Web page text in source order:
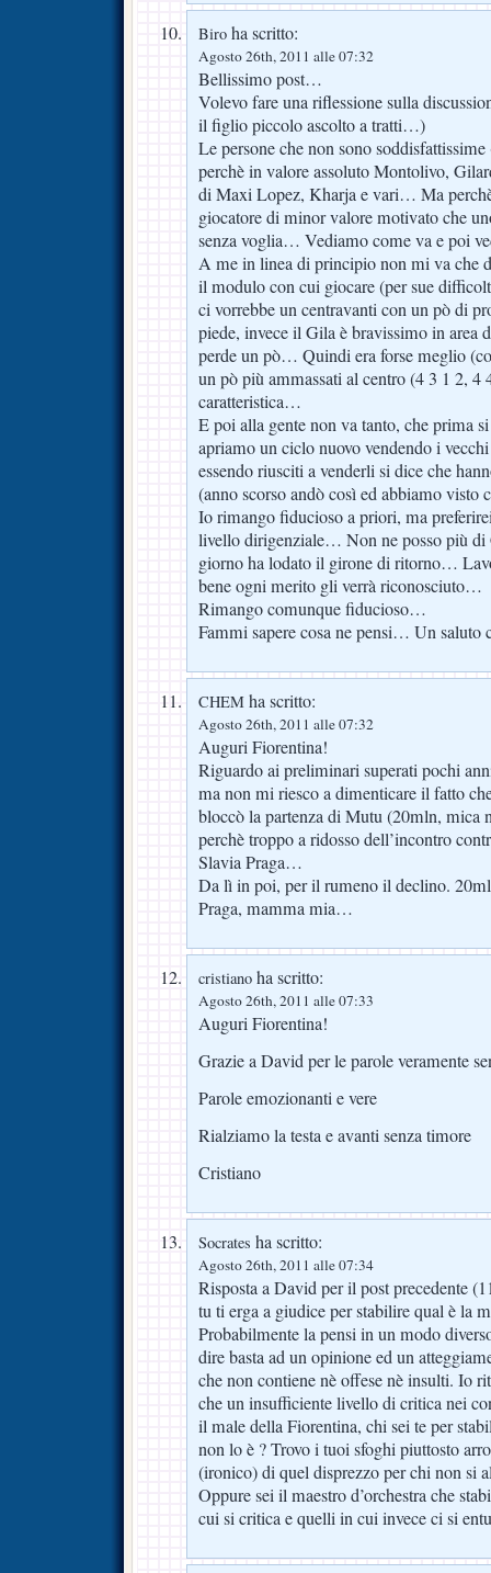
Biro ha scritto:
Agosto 26th, 2011 alle 07:32
Bellissimo post…
Volevo fare una riflessione sulla
il figlio piccolo ascolto a tratti…)
Le persone che non sono
perchè in valore assoluto Montolivo,
di Maxi Lopez, Kharja e vari… Ma
giocatore di minor valore motivato che
senza voglia… Vediamo come va e poi
A me in linea di principio non mi va che
il modulo con cui giocare (per sue
ci vorrebbe un centravanti con un pò di
piede, invece il Gila è bravissimo in area
perde un pò… Quindi era forse meglio
un pò più ammassati al centro (4 3 1 2, 4
caratteristica…
E poi alla gente non va tanto, che prima
apriamo un ciclo nuovo vendendo i
essendo riusciti a venderli si dice che
(anno scorso andò così ed abbiamo visto
Io rimango fiducioso a priori, ma
livello dirigenziale… Non ne posso più di
giorno ha lodato il girone di ritorno…
bene ogni merito gli verrà riconosciuto…
Rimango comunque fiducioso…
Fammi sapere cosa ne pensi… Un saluto
CHEM ha scritto:
Agosto 26th, 2011 alle 07:32
Auguri Fiorentina!
Riguardo ai preliminari superati pochi
ma non mi riesco a dimenticare il fatto
bloccò la partenza di Mutu (20mln, mica
perchè troppo a ridosso dell’incontro
Slavia Praga…
Da lì in poi, per il rumeno il declino.
Praga, mamma mia…
cristiano ha scritto:
Agosto 26th, 2011 alle 07:33
Auguri Fiorentina!
Grazie a David per le parole veramente
Parole emozionanti e vere
Rialziamo la testa e avanti senza timore
Cristiano
Socrates ha scritto:
Agosto 26th, 2011 alle 07:34
Risposta a David per il post precedente
tu ti erga a giudice per stabilire qual è la
Probabilmente la pensi in un modo
dire basta ad un opinione ed un
che non contiene nè offese nè insulti. Io
che un insufficiente livello di critica nei
il male della Fiorentina, chi sei te per
non lo è ? Trovo i tuoi sfoghi piuttosto
(ironico) di quel disprezzo per chi non si
Oppure sei il maestro d’orchestra che
cui si critica e quelli in cui invece ci si